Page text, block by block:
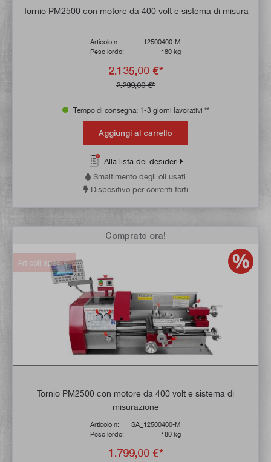
Tornio PM2500 con motore da 400 volt e sistema di misura
Articolo n:
12500400-M
Peso lordo:
180 kg
2.135,00 €*
2.299,00 €*
Tempo di consegna: 1-3 giorni lavorativi **
Aggiungi al carrello
Alla lista dei desideri
Smaltimento degli oli usati
Dispositivo per correnti forti
Articoli speciali
Tornio PM2500 con motore da 400 volt e sistema di
misurazione
Articolo n:
SA_12500400-M
Peso lordo:
180 kg
1.799,00 €*
Comprate ora!